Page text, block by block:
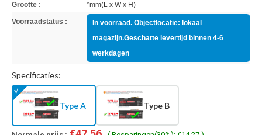
Grootte :
*mm(L x W x H)
Voorraadstatus :
In voorraad. Objectlocatie: lokaal
magazijn.Geschatte levertijd binnen 4-6
werkdagen
Specificaties:
Type A Type B